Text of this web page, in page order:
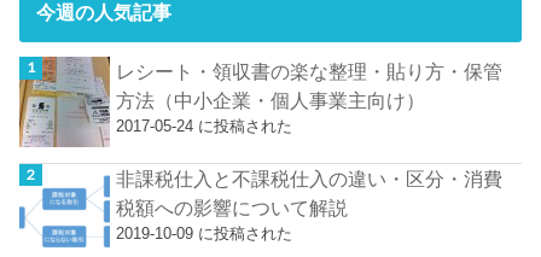
今週の人気記事
レシート・領収書の楽な整理・貼り方・保管
方法（中小企業・個人事業主向け）
2017-05-24 に投稿された
非課税仕入と不課税仕入の違い・区分・消費
税額への影響について解説
2019-10-09 に投稿された